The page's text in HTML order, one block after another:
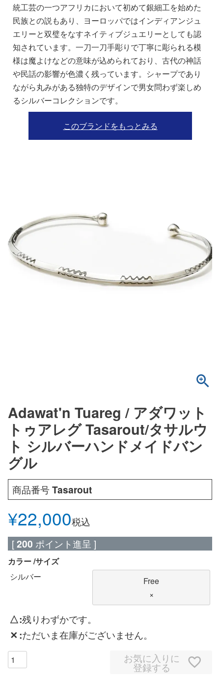
統工芸の一つアフリカにおいて初めて銀細工を始めた
民族との説もあり、ヨーロッパではインディアンジュ
エリーと双璧をなすネイティブジュエリーとしても認
知されています。一刀一刀手彫りで丁寧に彫られる模
様は魔よけなどの意味が込められており、古代の神話
や民話の影響が色濃く残っています。シャープであり
ながら丸みがある独特のデザインで男女問わず楽しめ
るシルバーコレクションです。
このブランドをもっとみる
Adawat'n Tuareg / アダワット
トゥアレグ Tasarout/タサルウ
ト シルバーハンドメイドバン
グル
商品番号Tasarout
¥22,000税込
[200 ポイント進呈 ]
カラー サイズ
シルバー
Free
×
△ 残りわずかです。
✕ ただいま在庫がございません。
お気に入りに
登録する